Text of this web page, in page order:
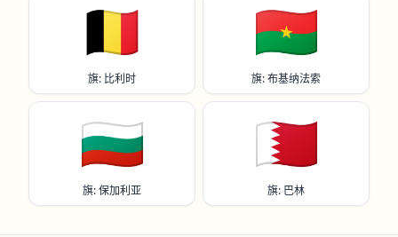
🇧🇪
旗: 比利时
🇧🇫
旗: 布基纳法索
🇧🇬
旗: 保加利亚
🇧🇭
旗: 巴林